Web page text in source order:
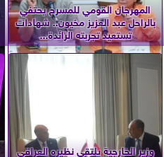
المهرجان القومي للمسرح يحتفي
بالراحل عبد العزيز مخيون.. شهادات
تستعيد تجربته الرائدة...
وزير الخارجية يلتقي نظيره العراقي